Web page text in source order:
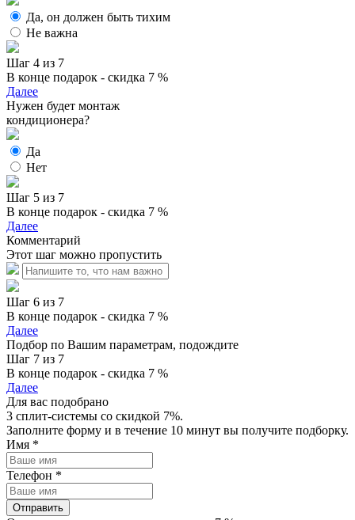
Да, он должен быть тихим
Не важна
Шаг 4 из 7
В конце подарок - скидка 7 %
Далее
Нужен будет монтаж
кондиционера?
Да
Нет
Шаг 5 из 7
В конце подарок - скидка 7 %
Далее
Комментарий
Этот шаг можно пропустить
Шаг 6 из 7
В конце подарок - скидка 7 %
Далее
Подбор по Вашим параметрам, подождите
Шаг 7 из 7
В конце подарок - скидка 7 %
Далее
Для вас подобрано
3 сплит-системы со скидкой 7%.
Заполните форму и в течение 10 минут вы получите подборку.
Имя *
Телефон *
Отправить